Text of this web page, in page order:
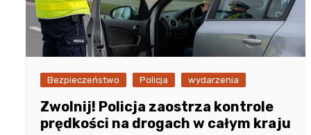
Bezpieczeństwo Policja wydarzenia
Zwolnij! Policja zaostrza kontrole
prędkości na drogach w całym kraju